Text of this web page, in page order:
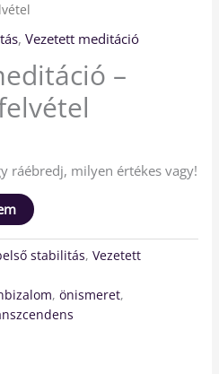
,Vezetett meditáció
–
ráébredj, milyen értékes vagy!
stabilitás,Vezetett
,önismeret,